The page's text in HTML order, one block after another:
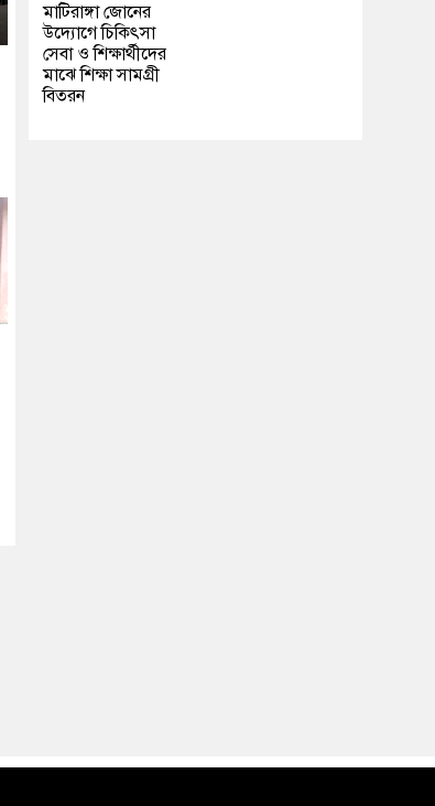
মাটিরাঙ্গা জোনের
উদ্যোগে চিকিৎসা
সেবা ও শিক্ষার্থীদের
মাঝে শিক্ষা সামগ্রী
বিতরন